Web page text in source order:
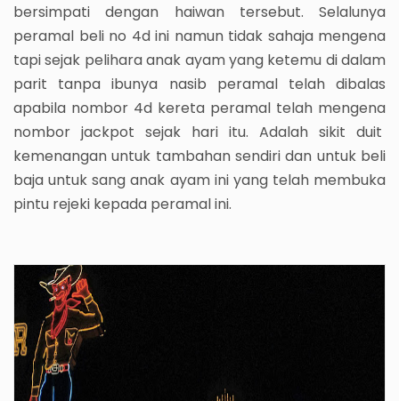
bersimpati dengan haiwan tersebut. Selalunya
peramal beli no 4d ini namun tidak sahaja mengena
tapi sejak pelihara anak ayam yang ketemu di dalam
parit tanpa ibunya nasib peramal telah dibalas
apabila nombor 4d kereta peramal telah mengena
nombor jackpot sejak hari itu. Adalah sikit duit
kemenangan untuk tambahan sendiri dan untuk beli
baja untuk sang anak ayam ini yang telah membuka
pintu rejeki kepada peramal ini.